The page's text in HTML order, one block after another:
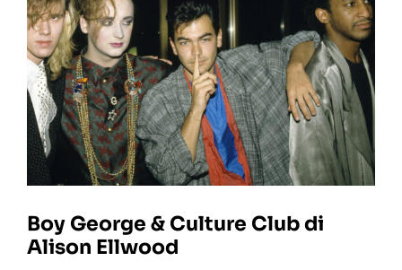
Boy George & Culture Club di
Alison Ellwood